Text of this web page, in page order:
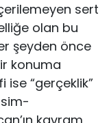
sert
olan bu
şeyden ön­ce
konuma
ise “gerçeklik”
sim­